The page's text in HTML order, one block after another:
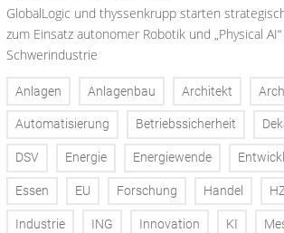
GlobalLogic und thyssenkrupp starten
zum Einsatz autonomer Robotik und „Physical
Schwerindustrie
Anlagen Anlagenbau Architekt
Automatisierung Betriebssicherheit
DSV Energie Energiewende
Essen EU Forschung Handel
Industrie ING Innovation KI